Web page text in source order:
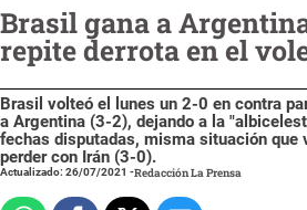
Brasil gana a
repite derrota en el
Brasil volteó el lunes un 2-0 en contra
a Argentina (3-2), dejando a la
fechas disputadas, misma situación que
perder con Irán (3-0).
Actualizado: 26/07/2021 -Redacción La Prensa